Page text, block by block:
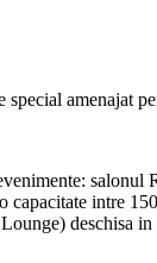
amenajat
salonul
intre
deschisa